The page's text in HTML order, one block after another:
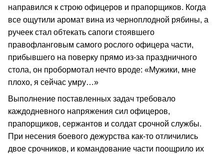
направился к строю офицеров и прапорщиков. Когда
все ощутили аромат вина из черноплодной рябины, а
ручеек стал обтекать сапоги стоявшего
правофланговым самого рослого офицера части,
прибывшего на поверку прямо из-за праздничного
стола, он пробормотал нечто вроде: «Мужики, мне
плохо, я сейчас умру…»
Выполнение поставленных задач требовало
каждодневного напряжения сил офицеров,
прапорщиков, сержантов и солдат срочной службы.
При несения боевого дежурства как-то отличились
двое срочников, и командование части поощрило их